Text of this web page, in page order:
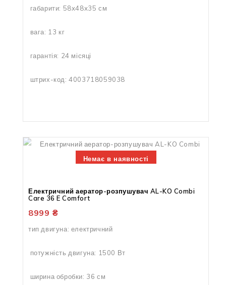
габарити: 58x48x35 см
вага: 13 кг
гарантія: 24 місяці
штрих-код: 4003718059038
Немає в наявності
Електричний аератор-розпушувач AL-KO Combi
Care 36 E Comfort
8999 ₴
тип двигуна: електричний
потужність двигуна: 1500 Вт
ширина обробки: 36 см